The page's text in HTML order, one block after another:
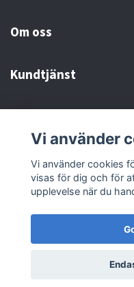
Om oss
Kundtjänst
Sociala medier
©
Vi använder
Vi använder cookies
visas för dig och för
upplevelse när du